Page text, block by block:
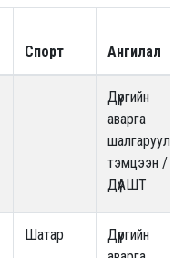
Спорт Ангилал
Дүүргийн
аварга
шалгаруулах
тэмцээн /
ДүАШТ
Шатар
Дүүргийн